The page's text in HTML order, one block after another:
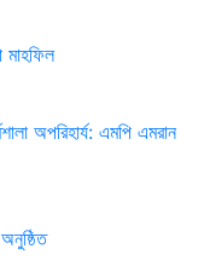
মাহফিল
অপরিহার্য: এমপি এমরান